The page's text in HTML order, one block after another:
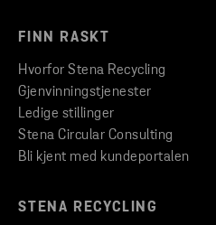
FINN RASKT
Hvorfor Stena Recycling
Gjenvinningstjenester
Ledige stillinger
Stena Circular Consulting
Bli kjent med kundeportalen
STENA RECYCLING